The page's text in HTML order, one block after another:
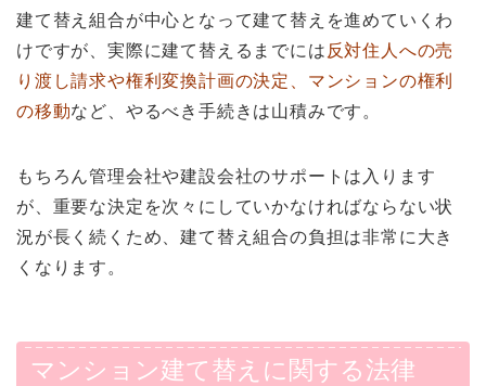
建て替え組合が中心となって建て替えを進めていくわ
けですが、実際に建て替えるまでには 反対住人への売
り渡し請求や権利変換計画の決定、マンションの権利
の移動など、やるべき手続きは山積みです。
もちろん管理会社や建設会社のサポートは入ります
が、重要な決定を次々にしていかなければならない状
況が長く続くため、建て替え組合の負担は非常に大き
くなります。
マンション建て替えに関する法律